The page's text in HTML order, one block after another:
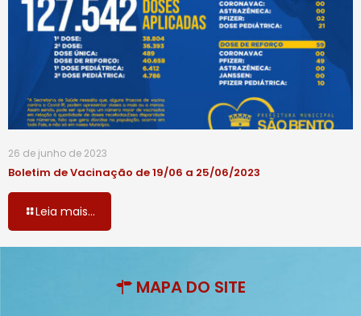
26 de junho de 2023
Boletim de Vacinação de 19/06 a 25/06/2023
Leia mais...
MAPA DO SITE